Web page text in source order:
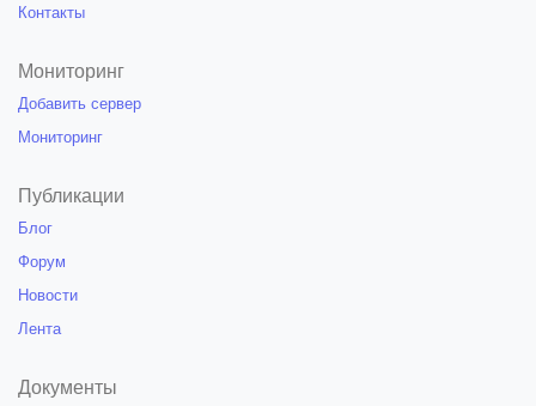
Контакты
Мониторинг
Добавить сервер
Мониторинг
Публикации
Блог
Форум
Новости
Лента
Документы